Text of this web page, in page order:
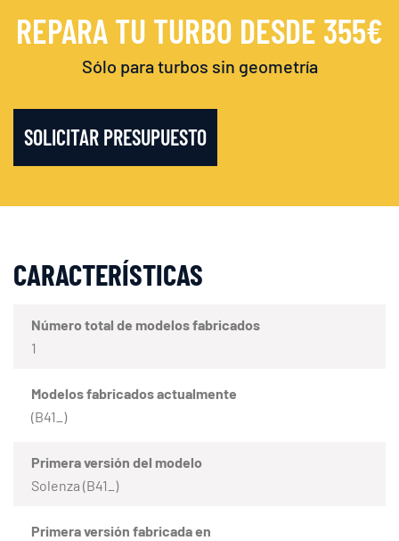
REPARA TU TURBO DESDE 355€
Sólo para turbos sin geometría
SOLICITAR PRESUPUESTO
CARACTERÍSTICAS
Número total de modelos fabricados
1
Modelos fabricados actualmente
(B41_)
Primera versión del modelo
Solenza (B41_)
Primera versión fabricada en